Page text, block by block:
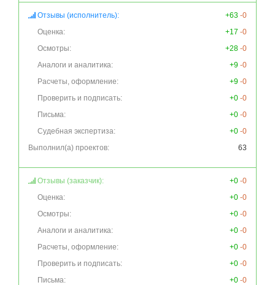
Отзывы (исполнитель): +63 -0
Оценка:
+17 -0
Осмотры:
+28 -0
Аналоги и аналитика:
+9 -0
Расчеты, оформление:
+9 -0
Проверить и подписать:
+0 -0
Письма:
+0 -0
Судебная экспертиза:
+0 -0
Выполнил(а) проектов:
63
Отзывы (заказчик): +0 -0
Оценка:
+0 -0
Осмотры:
+0 -0
Аналоги и аналитика:
+0 -0
Расчеты, оформление:
+0 -0
Проверить и подписать:
+0 -0
Письма:
+0 -0